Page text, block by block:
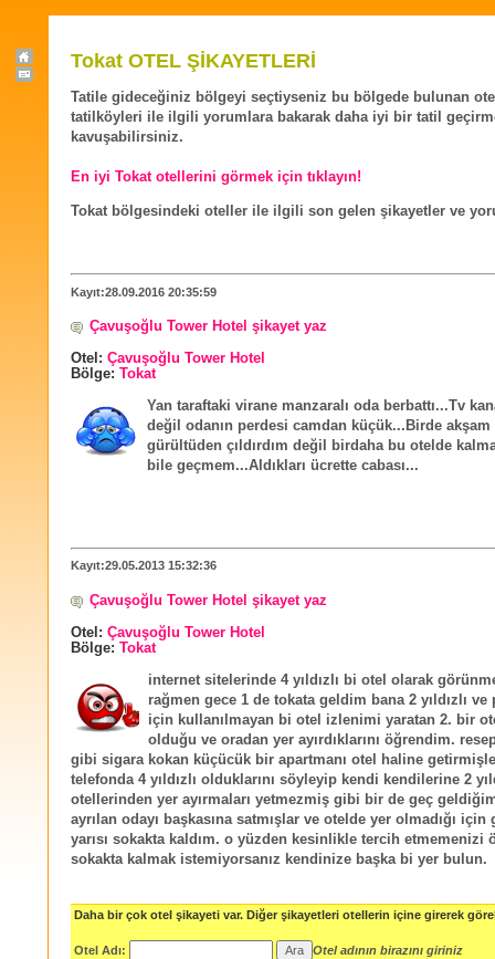
Tokat OTEL ŞİKAYETLERİ
Tatile gideceğiniz bölgeyi seçtiyseniz bu bölgede bulunan
tatilköyleri ile ilgili yorumlara bakarak daha iyi bir tatil
kavuşabilirsiniz.
En iyi Tokat otellerini görmek için tıklayın!
Tokat bölgesindeki oteller ile ilgili son gelen şikayetler ve
Kayıt:28.09.2016 20:35:59
Çavuşoğlu Tower Hotel şikayet yaz
Otel: Çavuşoğlu Tower Hotel
Bölge: Tokat
Yan taraftaki virane manzaralı oda berbattı...Tv
değil odanın perdesi camdan küçük...Birde akşam
gürültüden çıldırdım değil birdaha bu otelde
bile geçmem...Aldıkları ücrette cabası...
Kayıt:29.05.2013 15:32:36
Çavuşoğlu Tower Hotel şikayet yaz
Otel: Çavuşoğlu Tower Hotel
Bölge: Tokat
internet sitelerinde 4 yıldızlı bi otel olarak
rağmen gece 1 de tokata geldim bana 2 yıldızlı
için kullanılmayan bi otel izlenimi yaratan 2. bir
olduğu ve oradan yer ayırdıklarını öğrendim.
gibi sigara kokan küçücük bir apartmanı otel haline
telefonda 4 yıldızlı olduklarını söyleyip kendi kendilerine 2
otellerinden yer ayırmaları yetmezmiş gibi bir de geç
ayrılan odayı başkasına satmışlar ve otelde yer olmadığı
yarısı sokakta kaldım. o yüzden kesinlikle tercih etmemenizi
sokakta kalmak istemiyorsanız kendinize başka bi yer bulun.
Daha bir çok otel şikayeti var. Diğer şikayetleri otellerin içine girerek
Otel Adı: Otel adının birazını giriniz